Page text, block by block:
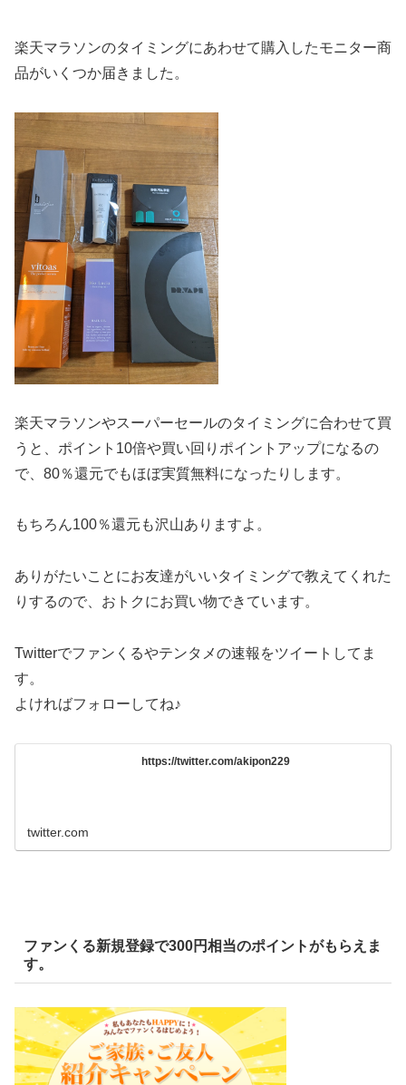
楽天マラソンのタイミングにあわせて購入したモニター商
品がいくつか届きました。
楽天マラソンやスーパーセールのタイミングに合わせて買
うと、ポイント10倍や買い回り ポイントアップになるの
で、80％還元でもほぼ実質無料になったりします。
もちろん100％還元も沢山ありますよ。
ありがたいことにお友達がいいタイミングで教えてくれた
りするので、おトクにお買い物できています。
Twitterでファンくるやテンタメの速報をツイートしてま
す。
よければフォローしてね♪
https://twitter.com/akipon229
twitter.com
ファンくる新規登録で300円相当のポイントがもらえま
す。